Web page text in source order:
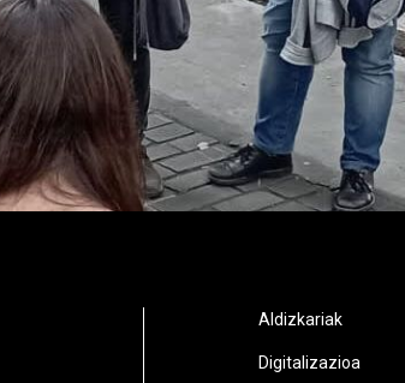
Aldizkariak
Digitalizazioa